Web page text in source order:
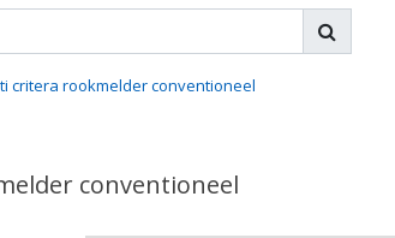
critera rookmelder conventioneel
conventioneel